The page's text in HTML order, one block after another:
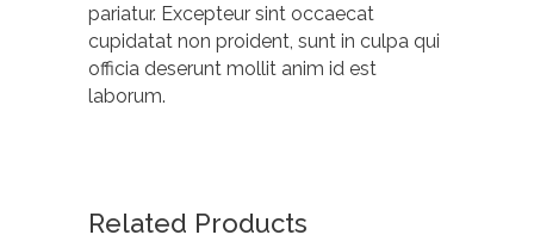
pariatur. Excepteur sint occaecat
cupidatat non proident, sunt in culpa qui
officia deserunt mollit anim id est
laborum.
Related Products